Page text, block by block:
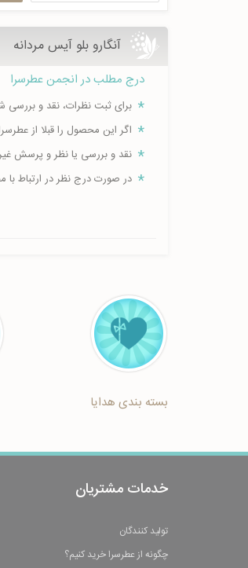
آنگارو بلو آيس مردانه
درج مطلب در انجمن عطرسرا
برای ثبت نظرات، نقد و بررسی
اگر این محصول را قبلا از
نقد و بررسی یا نظر و پرسش
در صورت درج نظر در ارتباط
بسته بندی هدایا
خدمات مشتریان
تولید کنندگان
چگونه از عطرسرا خرید کنیم؟